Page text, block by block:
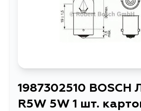
1987302510 BOSCH
R5W 5W 1 шт.